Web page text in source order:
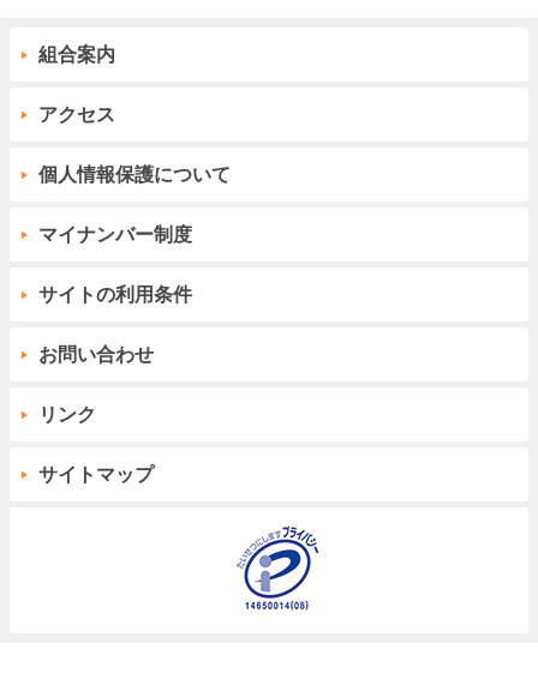
組合案内
アクセス
個人情報保護について
マイナンバー制度
サイトの利用条件
お問い合わせ
リンク
サイトマップ